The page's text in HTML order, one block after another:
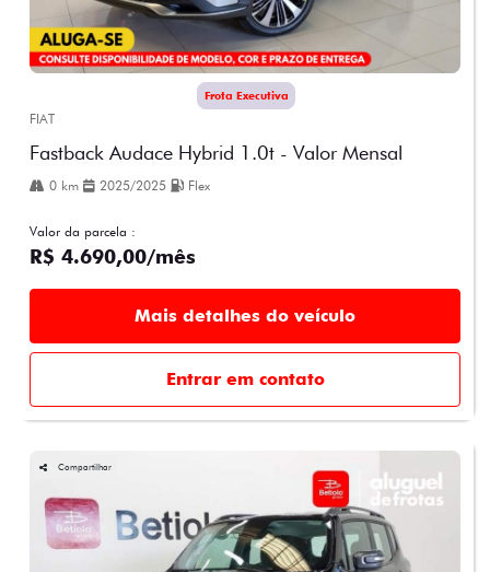
Frota Executiva
FIAT
Fastback Audace Hybrid 1.0t - Valor Mensal
0 km 2025/2025 Flex
Valor da parcela :
R$ 4.690,00/mês
Mais detalhes do veículo
Entrar em contato
Compartilhar